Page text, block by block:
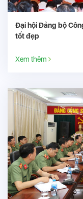
Trực tuyến
829
DANH MỤC
TRANG CHỦ
GÓC TRI ÂN
ĐỘI NGŨ
BẢNG GIÁ DỊCH